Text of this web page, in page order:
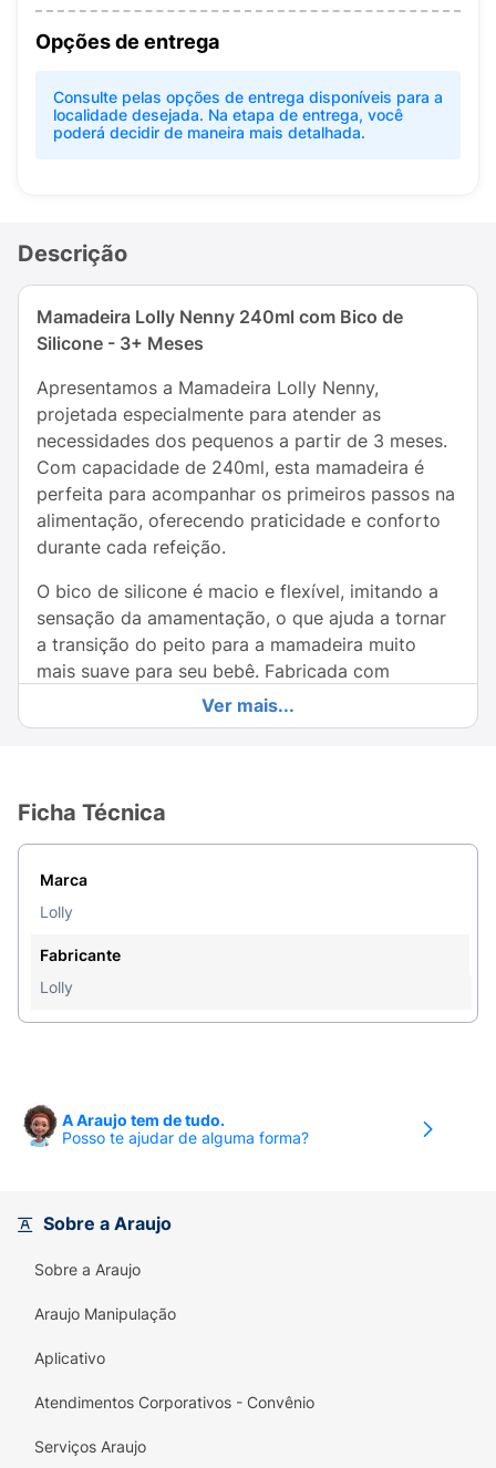
Opções de entrega
Consulte pelas opções de entrega disponíveis para a
localidade desejada. Na etapa de entrega, você
poderá decidir de maneira mais detalhada.
Descrição
Mamadeira Lolly Nenny 240ml com Bico de
Silicone - 3+ Meses
Apresentamos a Mamadeira Lolly Nenny,
projetada especialmente para atender as
necessidades dos pequenos a partir de 3 meses.
Com capacidade de 240ml, esta mamadeira é
perfeita para acompanhar os primeiros passos na
alimentação, oferecendo praticidade e conforto
durante cada refeição.
O bico de silicone é macio e flexível, imitando a
sensação da amamentação, o que ajuda a tornar
a transição do peito para a mamadeira muito
mais suave para seu bebê. Fabricada com
material 100% livre de BPA, a Lolly Nenny garante
a segurança que toda mãe busca para o seu
Lolly Nenny não apenas fornece funcionalidade,
mas também torna a hora da alimentação um
momento divertido. Ideal para o dia a dia, é fácil
de limpar e pode ser levada a qualquer lugar.
Invista em um produto que une segurança e
certa para dar suporte ao crescimento saudável
do seu bebê!
Ver mais...
Ficha Técnica
Marca
Lolly
Fabricante
Lolly
A Araujo tem de tudo.
Posso te ajudar de alguma forma?
Sobre a Araujo
Sobre a Araujo
Araujo Manipulação
Aplicativo
Atendimentos Corporativos - Convênio
Serviços Araujo